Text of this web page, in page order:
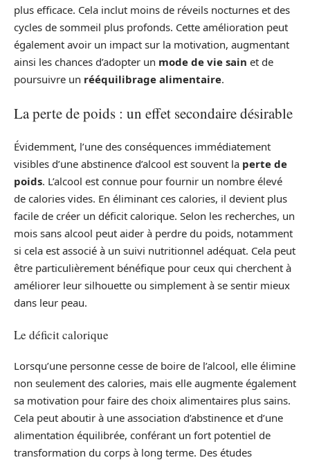
plus efficace. Cela inclut moins de réveils nocturnes et des
cycles de sommeil plus profonds. Cette amélioration peut
également avoir un impact sur la motivation, augmentant
ainsi les chances d’adopter un mode de vie sain et de
poursuivre un rééquilibrage alimentaire.
La perte de poids : un effet secondaire désirable
Évidemment, l’une des conséquences immédiatement
visibles d’une abstinence d’alcool est souvent la perte de
poids. L’alcool est connue pour fournir un nombre élevé
de calories vides. En éliminant ces calories, il devient plus
facile de créer un déficit calorique. Selon les recherches, un
mois sans alcool peut aider à perdre du poids, notamment
si cela est associé à un suivi nutritionnel adéquat. Cela peut
être particulièrement bénéfique pour ceux qui cherchent à
améliorer leur silhouette ou simplement à se sentir mieux
dans leur peau.
Le déficit calorique
Lorsqu’une personne cesse de boire de l’alcool, elle élimine
non seulement des calories, mais elle augmente également
sa motivation pour faire des choix alimentaires plus sains.
Cela peut aboutir à une association d’abstinence et d’une
alimentation équilibrée, conférant un fort potentiel de
transformation du corps à long terme. Des études